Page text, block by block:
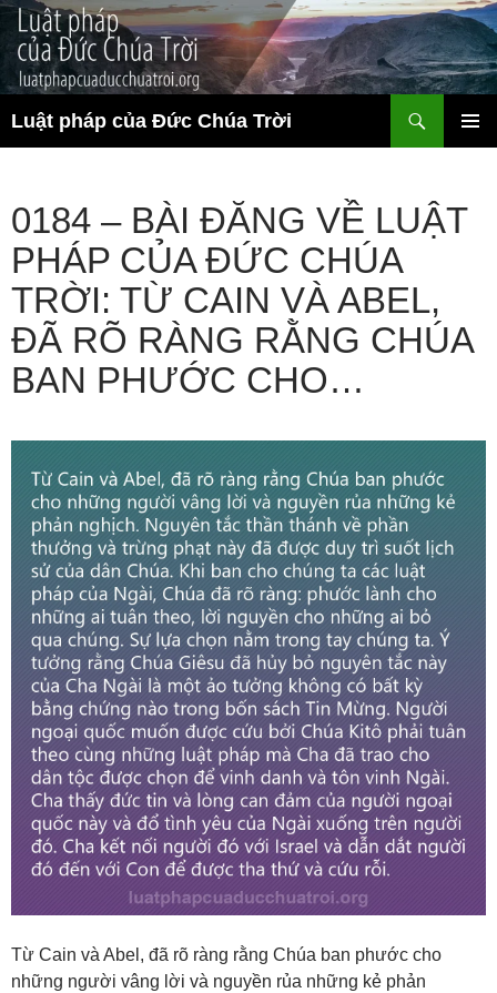
Chuyển
đến
nội
dung
Luật pháp của Đức Chúa Trời
kiếm
0184 – BÀI ĐĂNG VỀ LUẬT
PHÁP CỦA ĐỨC CHÚA
TRỜI: TỪ CAIN VÀ ABEL,
ĐÃ RÕ RÀNG RẰNG CHÚA
BAN PHƯỚC CHO…
Từ Cain và Abel, đã rõ ràng rằng Chúa ban phước cho
những người vâng lời và nguyền rủa những kẻ phản